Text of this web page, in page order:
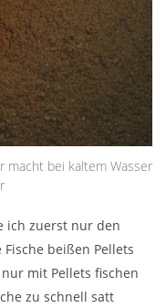
macht bei kaltem Wasser
ich zuerst nur den
beißen Pellets
mit Pellets fischen
zu schnell satt